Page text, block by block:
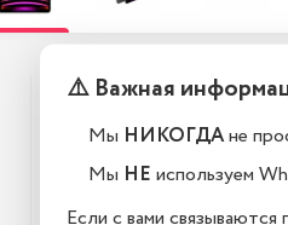
Телефоны новые или
восстановленные?
Все телефоны в
полностью оригинальные, с
стандартной комплектацией.
⚠️ Важная
Мы НИКОГДАне
Мы НЕ используем
Если с вами